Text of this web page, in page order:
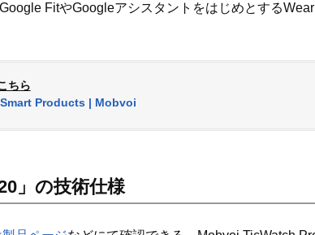
FitやGoogleアシスタントをはじめとする
ちら
Products | Mobvoi
」の技術仕様